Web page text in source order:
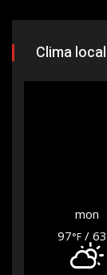
Clima local
mon
97°F / 63